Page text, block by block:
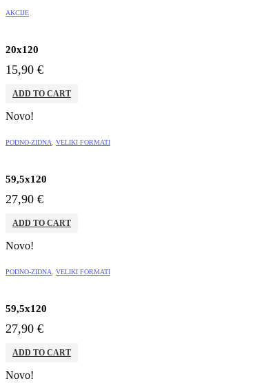
AKCIJE
20x120
15,90 €
ADD TO CART
Novo!
PODNO-ZIDNA VELIKI FORMATI
59,5x120
27,90 €
ADD TO CART
Novo!
PODNO-ZIDNA VELIKI FORMATI
59,5x120
27,90 €
ADD TO CART
Novo!